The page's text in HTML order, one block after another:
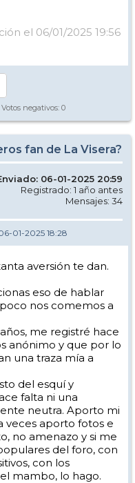
el 06/01/2025 19:56
negativos: 0
fan de La Visera?
06-01-2025 20:59
Registrado: 1 año antes
Mensajes: 34
01-2025 18:28
aversión te dan.
eso de hablar
nos comemos a
me registré hace
anónimo y que por lo
una traza mía a
del esquí y
falta ni una
neutra. Aporto mi
veces aporto fotos e
no amenazo y si me
del foro, con
con los
mambo, lo hago.